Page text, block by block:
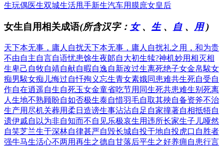
生玩偶医生双城生活甩手新生汽车用膜庶女皇后
女生自用相关成语(所含汉字： 女、 生、 自、 用)
天下本无事，庸人自扰天下本无事，庸人自扰礼之用，和为贵
不由自主自言自语忧患馀生夜郞自大初生犊?神机妙用相灭相
生卑己自牧自靖自献自暇自逸自新改过生离死绝子女金帛騃女
痴男騃女痴儿悔过自忏殉义忘生青女素娥同患难共生死自受自
作自在逍遥自生自死玉女金童省吃节用 同生死共患难生别死离
人生地不熟顾盼自如否极生泰自惜羽毛自取其殃自备资斧不治
生产用尽机关葬用柔日 造谤生事沾沾自足 自家撞著自相抵牾自
遗伊戚自以为非自知而不自见乐极哀生用违所长家生子儿哑然
自笑芝兰生于深林自律甚严自毁长城自投于地自投虎口 自胜者
强牛马生活心不两用再生之德自甘落后平生之好养痈自患行言